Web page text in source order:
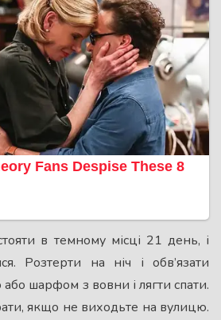
в темному місці 21 день, і
Розтерти на ніч і обв’язати
шарфом з вовни і лягти спати.
якщо не виходьте на вулицю.